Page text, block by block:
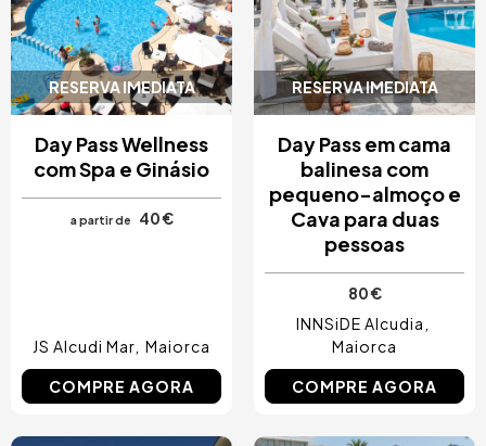
RESERVA IMEDIATA
Day Pass Wellness
com Spa e Ginásio
a partir de 40 €
JS Alcudi Mar Maiorca
COMPRE AGORA
RESERVA IMEDIATA
Day Pass em cama
balinesa com
pequeno-almoço e
Cava para duas
pessoas
80 €
INNSiDE Alcudia
Maiorca
COMPRE AGORA